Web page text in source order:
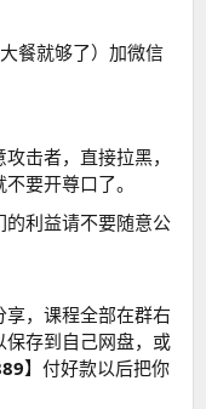
餐就够了）加微信
击者，直接拉黑，
要开尊口了。
利益请不要随意公
，课程全部在群右
存到自己网盘，或
】付好款以后把你